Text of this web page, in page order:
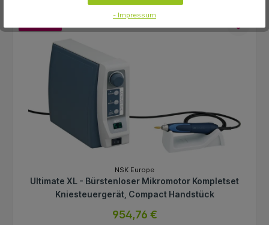
NSK Europe
Ultimate XL - Bürstenloser Mikromotor Kompletset
Kniesteuergerät, Compact Handstück
954,76 €
- Impressum